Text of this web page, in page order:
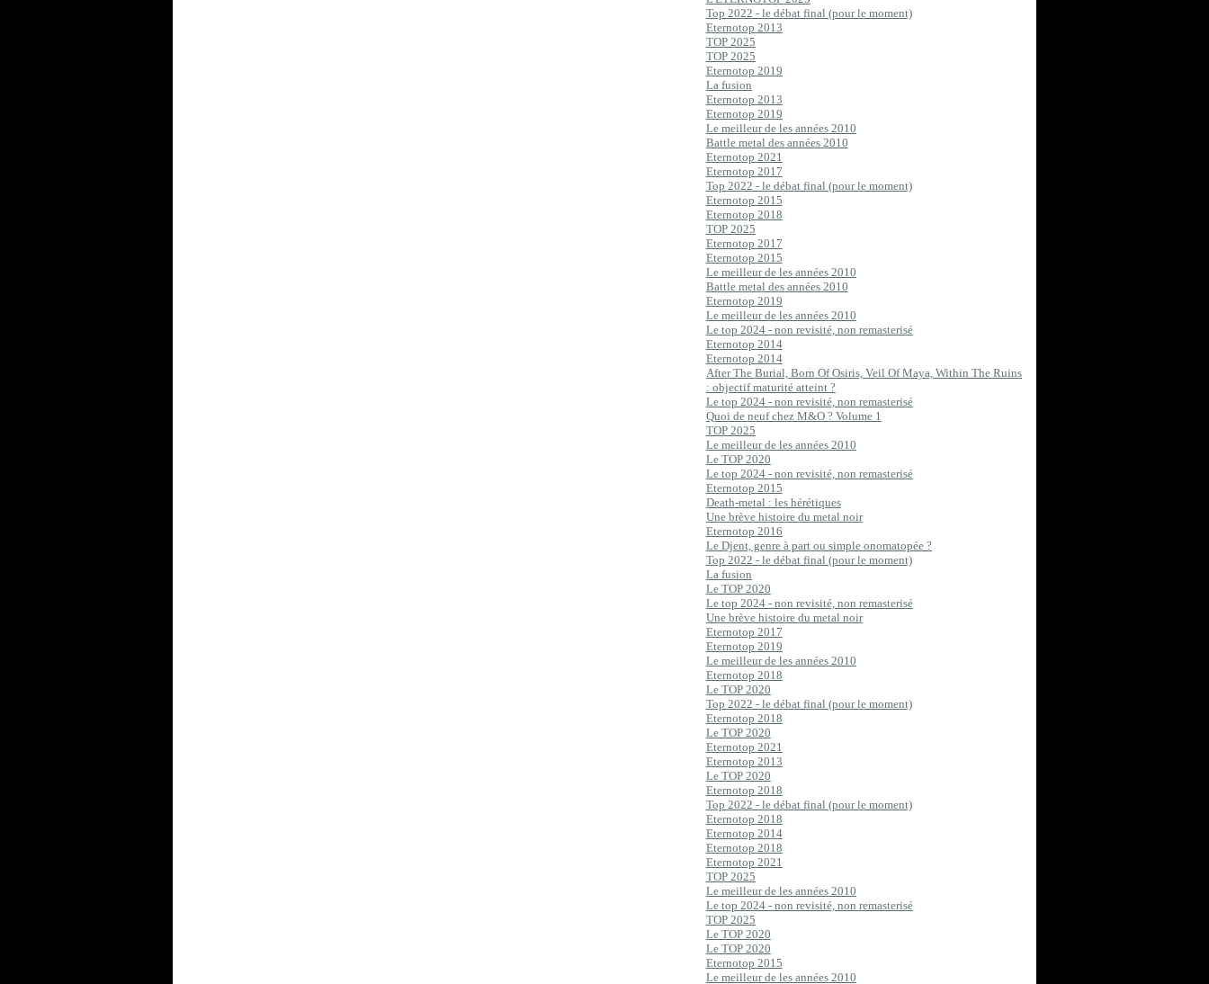
Top 2022 - le débat final (pour le moment)
Eternotop 2013
TOP 2025
TOP 2025
Eternotop 2019
La fusion
Eternotop 2013
Eternotop 2019
Le meilleur de les années 2010
Battle metal des années 2010
Eternotop 2021
Eternotop 2017
Top 2022 - le débat final (pour le moment)
Eternotop 2015
Eternotop 2018
TOP 2025
Eternotop 2017
Eternotop 2015
Le meilleur de les années 2010
Battle metal des années 2010
Eternotop 2019
Le meilleur de les années 2010
Le top 2024 - non revisité, non remasterisé
Eternotop 2014
Eternotop 2014
After The Burial, Born Of Osiris, Veil Of Maya, Within The Ruins
: objectif maturité atteint ?
Le top 2024 - non revisité, non remasterisé
Quoi de neuf chez M&O ? Volume 1
TOP 2025
Le meilleur de les années 2010
Le TOP 2020
Le top 2024 - non revisité, non remasterisé
Eternotop 2015
Death-metal : les hérétiques
Une brève histoire du metal noir
Eternotop 2016
Le Djent, genre à part ou simple onomatopée ?
Top 2022 - le débat final (pour le moment)
La fusion
Le TOP 2020
Le top 2024 - non revisité, non remasterisé
Une brève histoire du metal noir
Eternotop 2017
Eternotop 2019
Le meilleur de les années 2010
Eternotop 2018
Le TOP 2020
Top 2022 - le débat final (pour le moment)
Eternotop 2018
Le TOP 2020
Eternotop 2021
Eternotop 2013
Le TOP 2020
Eternotop 2018
Top 2022 - le débat final (pour le moment)
Eternotop 2018
Eternotop 2014
Eternotop 2018
Eternotop 2021
TOP 2025
Le meilleur de les années 2010
Le top 2024 - non revisité, non remasterisé
TOP 2025
Le TOP 2020
Le TOP 2020
Eternotop 2015
Le meilleur de les années 2010